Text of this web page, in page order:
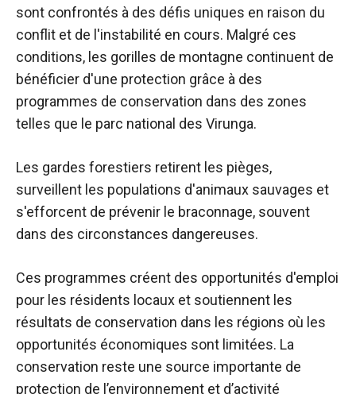
sont confrontés à des défis uniques en raison du
conflit et de l'instabilité en cours. Malgré ces
conditions, les gorilles de montagne continuent de
bénéficier d'une protection grâce à des
programmes de conservation dans des zones
telles que le parc national des Virunga.
Les gardes forestiers retirent les pièges,
surveillent les populations d'animaux sauvages et
s'efforcent de prévenir le braconnage, souvent
dans des circonstances dangereuses.
Ces programmes créent des opportunités d'emploi
pour les résidents locaux et soutiennent les
résultats de conservation dans les régions où les
opportunités économiques sont limitées. La
conservation reste une source importante de
protection de l’environnement et d’activité